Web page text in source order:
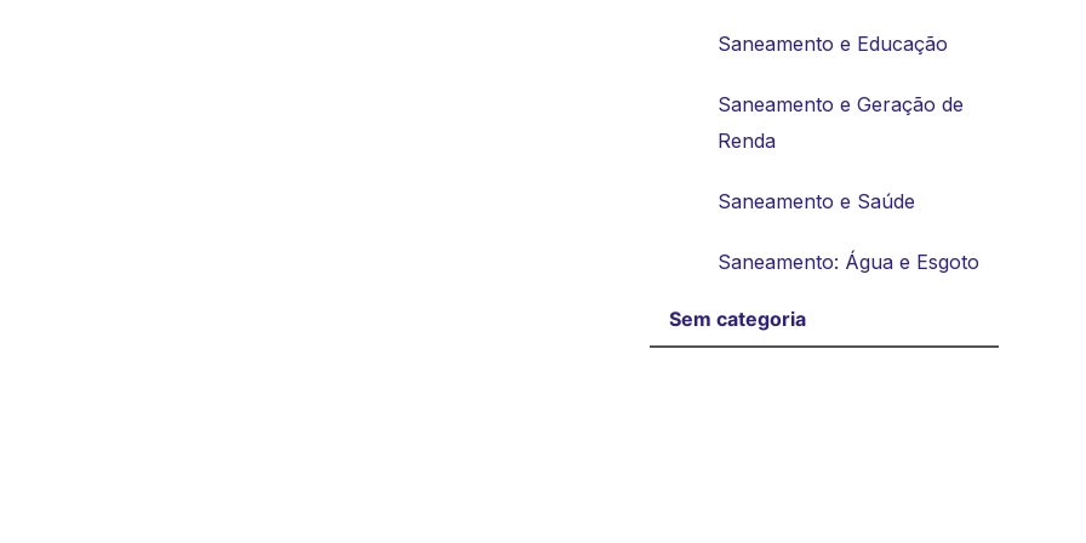
Saneamento e Educação
Saneamento e Geração de
Renda
Saneamento e Saúde
Saneamento: Água e Esgoto
Sem categoria